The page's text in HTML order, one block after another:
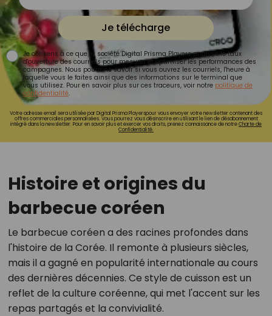
Je télécharge
Je consens à ce que la société Digital Prisma Players analyse le taux
d'ouverture des courriels pour mesurer et optimiser les performances des
campagnes. Nous pourrons savoir si vous ouvrez les courriels, l'heure à
laquelle vous le faites ainsi que des informations sur le terminal que
vous utilisez. Pour en savoir plus sur ces traceurs, voir notre politique de
confidentialité.
Votre adresse email sera utilisée par Digital Prisma Playerspour vous envoyer votre newsletter contenant des
offres commerciales personnalisées. Vous pourrez vous désinscrire en utilisant le lien de désabonnement
intégré dans la newsletter. Pour en savoir plus et exercer vos droits, prenez connaissance de notreCharte de
Confidentialité.
Histoire et origines du
barbecue coréen
Le barbecue coréen a des racines profondes dans
l'histoire de la Corée. Il remonte à plusieurs siècles,
mais il a gagné en popularité internationale au cours
des dernières décennies. Ce style de cuisson est un
reflet de la culture coréenne, qui met l'accent sur les
repas partagés et la convivialité.